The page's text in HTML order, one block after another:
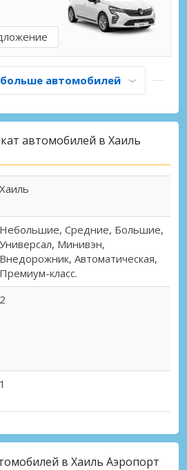
автомобилей
автомобилей в Хаиль
Хаиль
Небольшие, Средние, Большие,
Универсал, Минивэн,
Внедорожник, Автоматическая,
Премиум-класс.
2
1
в Хаиль Аэропорт